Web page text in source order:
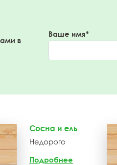
в
Ваше имя*
Сосна и ель
Недорого
Подробнее